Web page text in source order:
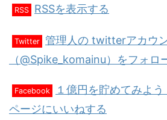
RSS RSSを表示する
Twitter 管理人の twitterアカウ
（@Spike_komainu）をフォロ
Facebook
１億円を貯めてみよ
ページにいいねする